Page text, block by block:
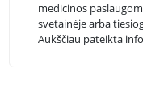
medicinos
svetainėje arba
Aukščiau pateikta